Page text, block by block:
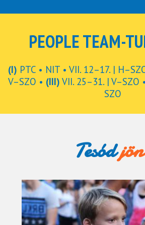
PEOPLE TEAM-
(I) PTC • NIT • VII. 12–17. |
V–SZO • (III) VII. 25–31. | V–SZO •
SZO
Tesódjön